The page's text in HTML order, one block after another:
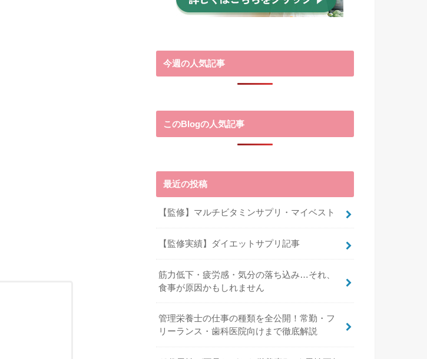
今週の人気記事
このBlogの人気記事
最近の投稿
【監修】マルチビタミンサプリ・マイベスト
【監修実績】ダイエットサプリ記事
筋力低下・疲労感・気分の落ち込み…それ、
食事が原因かもしれません
管理栄養士の仕事の種類を全公開！常勤・フ
リーランス・歯科医院向けまで徹底解説